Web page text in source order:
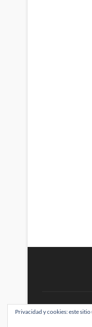
Privacidad y cookies: este